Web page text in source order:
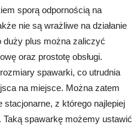
sporą odpornością na
nie są wrażliwe na działanie
plus można zaliczyć
oraz prostotę obsługi.
spawarki, co utrudnia
na miejsce. Można zatem
stacjonarne, z którego najlepiej
spawarkę możemy ustawić